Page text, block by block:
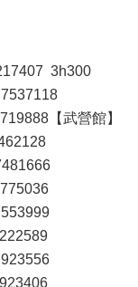
3h300
【武營館】